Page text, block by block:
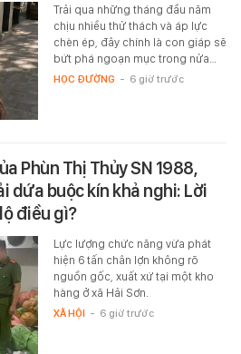
Trải qua những tháng đầu năm
chịu nhiều thử thách và áp lực
chèn ép, đây chính là con giáp sẽ
bứt phá ngoạn mục trong nửa…
HỌC ĐƯỜNG - 6 giờ trước
Phùn Thị Thủy SN 1988,
dứa buộc kín khả nghi: Lời
điều gì?
Lực lượng chức năng vừa phát
hiện 6 tấn chân lợn không rõ
nguồn gốc, xuất xứ tại một kho
hàng ở xã Hải Sơn.
XÃ HỘI - 6 giờ trước